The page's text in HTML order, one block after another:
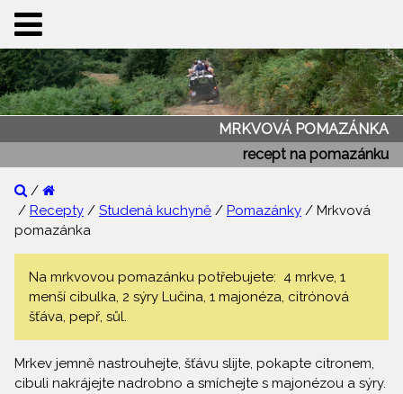
MRKVOVÁ POMAZÁNKA
recept na pomazánku
/
/ Recepty / Studená kuchyně / Pomazánky / Mrkvová
pomazánka
Na mrkvovou pomazánku potřebujete: 4 mrkve, 1
menší cibulka, 2 sýry Lučina, 1 majonéza, citrónová
šťáva, pepř, sůl.
Mrkev jemně nastrouhejte, šťávu slijte, pokapte citronem,
cibuli nakrájejte nadrobno a smíchejte s majonézou a sýry.